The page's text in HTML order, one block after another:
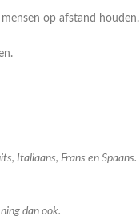
op afstand houden.
Italiaans, Frans en Spaans.
dan ook.